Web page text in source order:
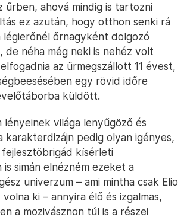
űrben, ahová mindig is tartozni
ez azután, hogy otthon senki rá
őrnagyként dolgozó
de néha még neki is nehéz volt
az űrmegszállott 11 évest,
egy rövid időre
küldött.
lényeinek világa lenyűgöző és
karakterdizájn pedig olyan igényes,
kísérleti
simán elnézném ezeket a
univerzum – ami mintha csak Elio
ki – annyira élő és izgalmas,
a mozivásznon túl is a részei